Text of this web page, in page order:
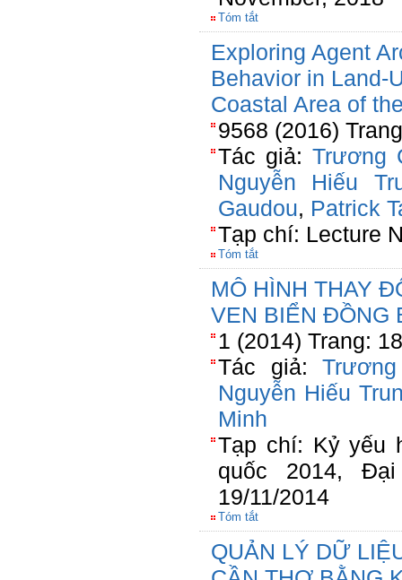
Tóm tắt
Exploring Agent
Behavior in Land-
Coastal Area of
9568 (2016)
Tác giả: Trương
Nguyễn Hiếu
Gaudou, Patrick
Tạp chí: Lecture
Tóm tắt
MÔ HÌNH THAY
VEN BIỂN ĐỒNG
1 (2014) Trang:
Tác giả:
Nguyễn Hiếu
Minh
Tạp chí: Kỷ yếu
quốc 2014,
19/11/2014
Tóm tắt
QUẢN LÝ DỮ